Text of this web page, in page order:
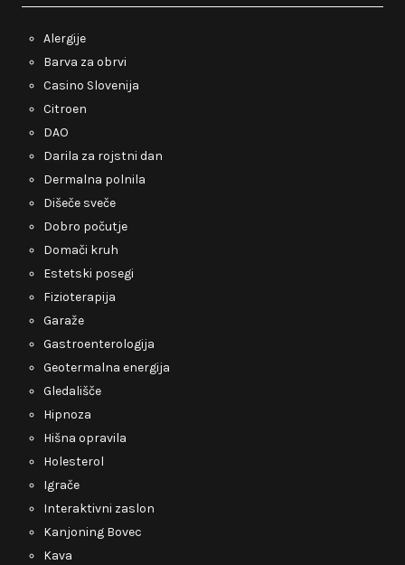
Alergije
Barva za obrvi
Casino Slovenija
Citroen
DAO
Darila za rojstni dan
Dermalna polnila
Dišeče sveče
Dobro počutje
Domači kruh
Estetski posegi
Fizioterapija
Garaže
Gastroenterologija
Geotermalna energija
Gledališče
Hipnoza
Hišna opravila
Holesterol
Igrače
Interaktivni zaslon
Kanjoning Bovec
Kava